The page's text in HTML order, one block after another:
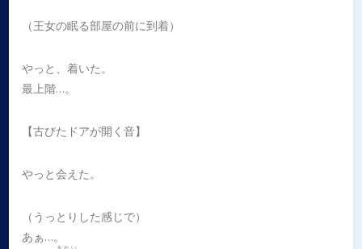
（王女の眠る部屋の前に到着）
やっと、着いた。
最上階…。
【古びたドアが開く音】
やっと会えた。
（うっとりした感じで）
あぁ…。